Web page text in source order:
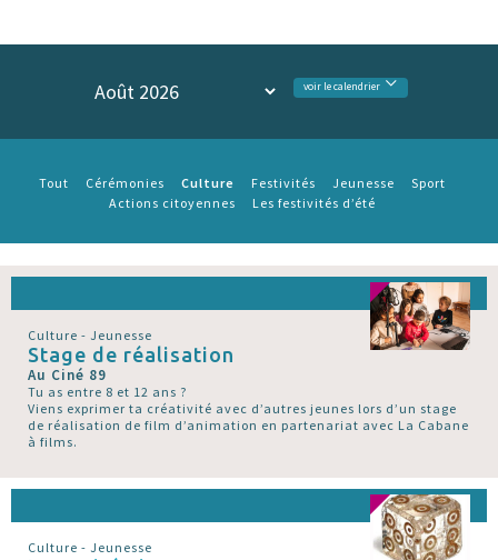
voir le calendrier
Tout Cérémonies Culture Festivités Jeunesse
Sport
Actions citoyennes
Les festivités d’été
Culture - Jeunesse
Stage de réalisation
Au Ciné 89
Tu as entre 8 et 12 ans ?
Viens exprimer ta créativité avec d’autres jeunes lors d’un stage
de réalisation de film d’animation en partenariat avec La Cabane
à films.
Culture - Jeunesse